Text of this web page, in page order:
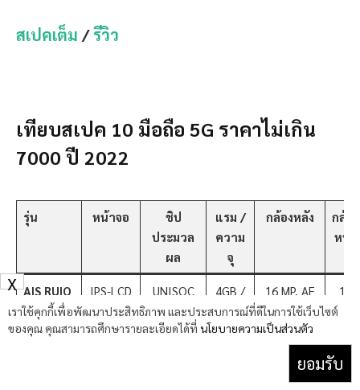
สเปคเต็ม /รีวิว
เทียบสเปค 10 มือถือ 5G ราคาไม่เกิน
7000 ปี 2022
รุ่น หน้าจอ
ชิป
ประมวล
ผล
แรม /
ความ
จุ
กล้องหลัง
กล้อง
หน้า
AIS RUIO
R1 5G
IPS-LCD
ขนาด
6.5 นิ้ว
UNISOC
T7510
4GB /
64GB
16 MP, AF
2 MP
2 MP
13
เราใช้คุกกี้เพื่อพัฒนาประสิทธิภาพ และประสบการณ์ที่ดีในการใช้เว็บไซต์
ของคุณ คุณสามารถศึกษารายละเอียดได้ที่ นโยบายความเป็นส่วนตัว
ยอมรับ
X